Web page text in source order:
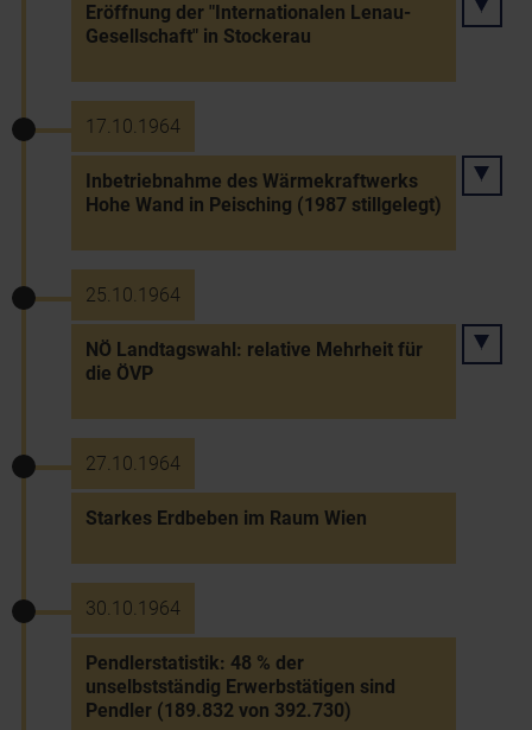
Eröffnung der "Internationalen Lenau-
Gesellschaft" in Stockerau
17.10.1964
Inbetriebnahme des Wärmekraftwerks
Hohe Wand in Peisching (1987 stillgelegt)
25.10.1964
NÖ Landtagswahl: relative Mehrheit für
die ÖVP
27.10.1964
Starkes Erdbeben im Raum Wien
30.10.1964
Pendlerstatistik: 48 % der
unselbstständig Erwerbstätigen sind
Pendler (189.832 von 392.730)